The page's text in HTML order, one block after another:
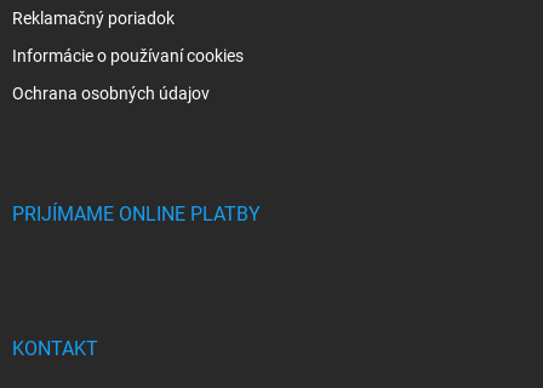
Reklamačný poriadok
Informácie o používaní cookies
Ochrana osobných údajov
PRIJÍMAME ONLINE PLATBY
KONTAKT